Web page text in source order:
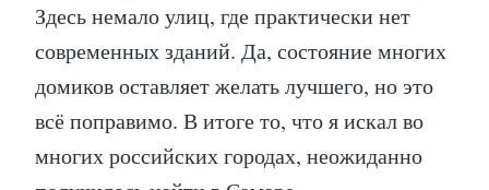
Здесь немало улиц, где практически нет
современных зданий. Да, состояние многих
домиков оставляет желать лучшего, но это
всё поправимо. В итоге то, что я искал во
многих российских городах, неожиданно